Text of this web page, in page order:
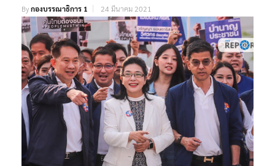
Byกองบรรณาธิการ 1 24 มีนาคม 2021